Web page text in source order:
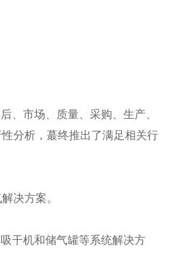
、市场、质量、采购、生产、
分析，蕞终推出了满足相关行
决方案。
干机和储气罐等系统解决方